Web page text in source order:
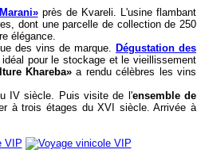
près de Kvareli. L'usine flambant
dont une parcelle de collection de 250
élégance.
des vins de marque. Dégustation des
pour le stockage et le vieillissement
Khareba» a rendu célèbres les vins
IV siècle. Puis visite de l'ensemble de
à trois étages du XVI siècle. Arrivée à